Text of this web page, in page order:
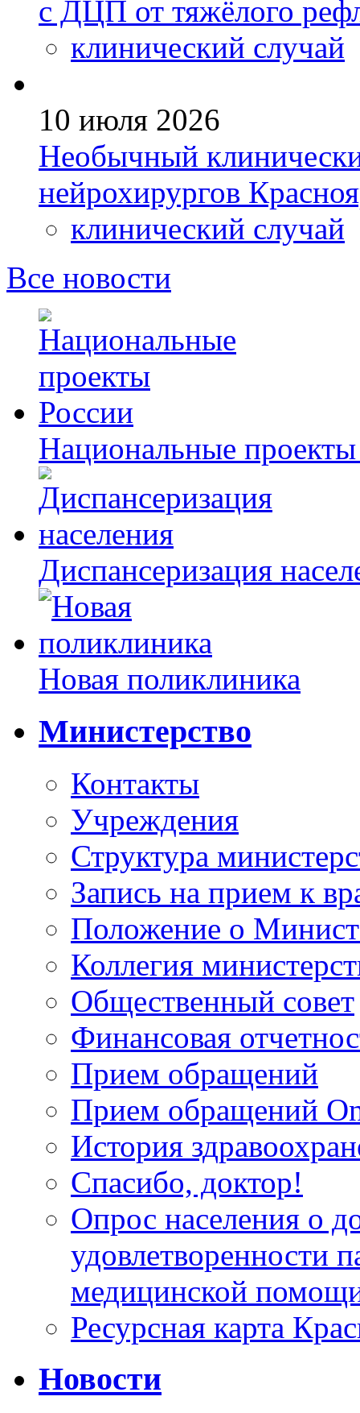
с ДЦП от тяжёлого
клинический случай
10 июля 2026
Необычный
нейрохирургов
клинический случай
Все новости
Национальные
Диспансеризация
Новая поликлиника
Министерство
Контакты
Учреждения
Структура
Запись на прием к
Положение о
Коллегия
Общественный совет
Финансовая
Прием обращений
Прием обращений
История
Спасибо, доктор!
Опрос населения о
удовлетворенности
медицинской
Ресурсная карта
Новости